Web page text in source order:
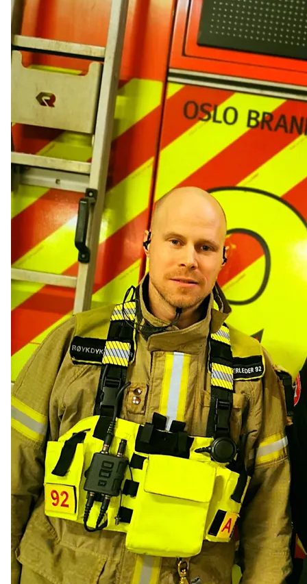
år
Northcom skal levere kommersielle radio- og 5G-
systemer til Forsvaret
Sepura SCL3 – håndterminal for virksomhetskritisk
Northcom News #7
INVISIO Link™ – trådløs intercom for maksimal mobilitet
og sikker kommunikasjon
Hedmarken brannvesen satser på moderne kommunikasjon
og bedre hørselvern
Rogaland Røde Kors velger Northcoms innsatsledekit
Kristiansand Brann og Redning satser på sikkerhet, INVISIO
rulles ut til både heltids- og deltidsstasjoner.
TETRA i et 10-årsperspektiv – hva skjer fremover?
Northcom News #6
Aars investerer i Northcom
Oppdatering fra Team Northcom
Northcom News #5
Northcom vant ny rammeavtale med HDO
Northcom vant rammeavtale med NKS110
Northcom deltar på DALO Industry Days 2024
Avinor og Oslo Lufthavn: Sikrer God Hørsel og
Kommunikasjon i Støyfylte Miljøer
Northcom inngår partnerskap med Peplink og Starlink